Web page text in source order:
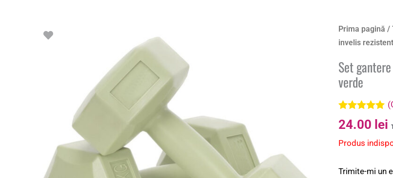
Prima pagină /
invelis
Set
verde
Evaluat la
5.00din 5 pe
singure
24.00 lei
Produs
Trimite-mi un